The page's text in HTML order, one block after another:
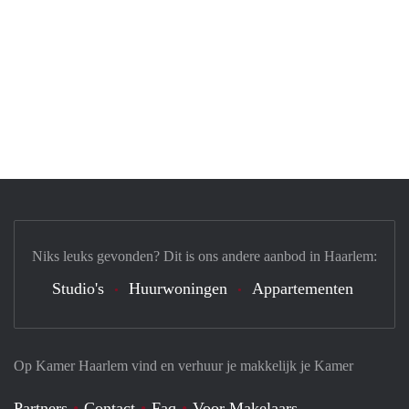
Op Kamer Haarlem vind en verhuur je makkelijk je Kamer
Niks leuks gevonden? Dit is ons andere aanbod in Haarlem:
Studio's Huurwoningen Appartementen